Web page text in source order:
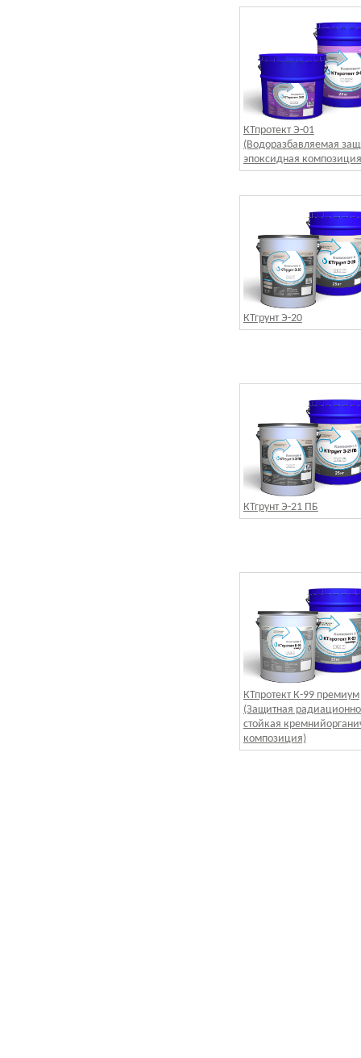
КТпротект Э-01
(Водоразбавляемая
эпоксидная
КТгрунт Э-20
КТгрунт Э-21 ПБ
КТпротект К-99 премиум
(Защитная
стойкая
композиция)